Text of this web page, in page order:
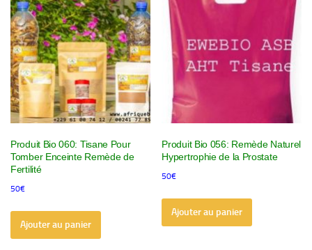
Produit Bio 060: Tisane Pour
Tomber Enceinte Remède de
Fertilité
50€
Ajouter au panier
Produit Bio 056: Remède Naturel
Hypertrophie de la Prostate
50€
Ajouter au panier